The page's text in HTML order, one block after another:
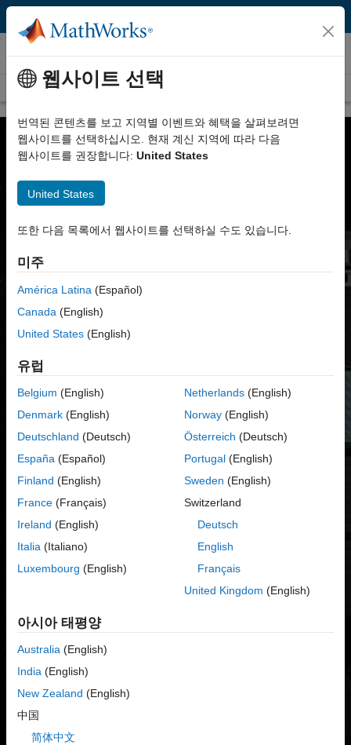
콘텐츠로 바로 가기
회사 정보
회사 정보 채용 사회적 미션
Accelerating the Pace of
MathWorks는 엔지니어와 과학자들을 무엇보다
중시합니다.엔지니어와 과학자들은 인간 지식의 지평을
넓히고 삶의 표준을 높여 줍니다.
MATLAB ®은 엔지니어와 과학자를 위한 가장 편리하고 생산적인
컴퓨팅 환경입니다. 수학, 그래픽, 프로그래밍 기능이 통합된
MATLAB은 사람이 생각하고 작업하는 방식 그대로 설계되었습니다.
웹사이트 선택
번역된 콘텐츠를 보고 지역별 이벤트와 혜택을 살펴보려면
웹사이트를 선택하십시오. 현재 계신 지역에 따라 다음
웹사이트를 권장합니다: United States
United States
또한 다음 목록에서 웹사이트를 선택하실 수도 있습니다.
미주
América Latina (Español)
Canada (English)
United States (English)
유럽
Belgium (English)
Denmark (English)
Deutschland (Deutsch)
España (Español)
Finland (English)
France (Français)
Ireland (English)
Italia (Italiano)
Luxembourg (English)
Netherlands(English)
Norway(English)
Österreich (Deutsch)
Portugal(English)
Sweden (English)
Switzerland
Deutsch
English
Français
United Kingdom (English)
아시아 태평양
Australia (English)
India (English)
New Zealand (English)
中国
简体中文